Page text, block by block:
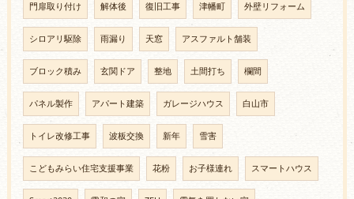
門扉取り付け 解体後 復旧工事 津幡町 外壁リフォーム
シロアリ駆除 雨漏り 天窓 アスファルト舗装
ブロック積み 玄関ドア 整地 土間打ち 欄間
パネル製作 アパート建築 ガレージハウス 白山市
トイレ改修工事 波板交換 新年 雪害
こどもみらい住宅支援事業 花粉 お子様連れ スマートハウス